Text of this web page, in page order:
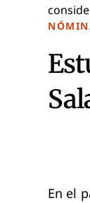
En el